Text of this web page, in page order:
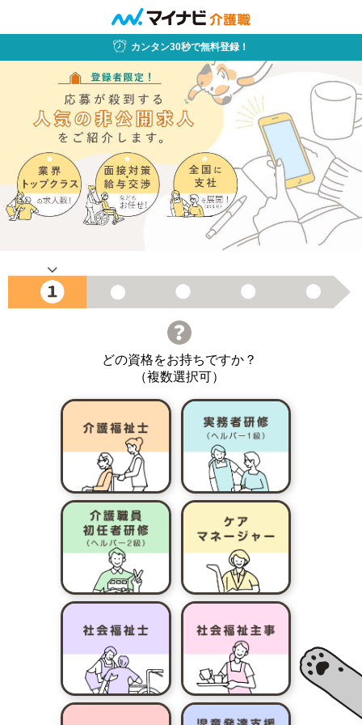
カンタン30秒で無料登録！
どの資格をお持ちですか？
（複数選択可）